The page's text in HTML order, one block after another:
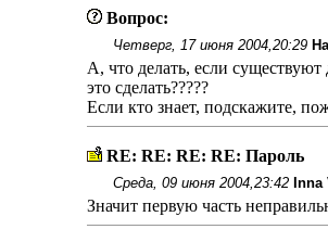
Вопрос:
Четверг, 17 июня 2004,20:29
А, что делать, если существуют
это сделать?????
Если кто знает, подскажите,
RE: RE: RE: RE: Пароль
Среда, 09 июня 2004,23:42 Inna
Значит первую часть